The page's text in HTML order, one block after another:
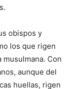
obispos y
los que ri­gen
Con
aunque del
huellas, rigen